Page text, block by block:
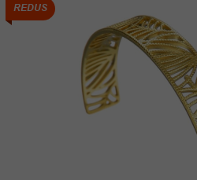
REDUS